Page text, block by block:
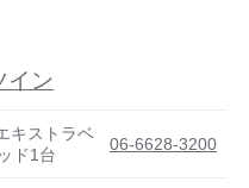
イン
キストラベ
ッド1台
06-6628-3200